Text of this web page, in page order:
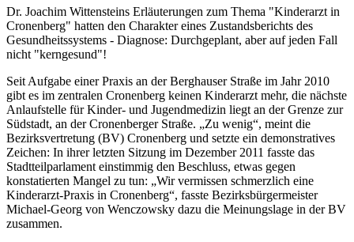
Dr. Joachim Wittensteins Erläuterungen zum Thema "Kinderarzt in
Cronenberg" hatten den Charakter eines Zustandsberichts des
Gesundheitssystems - Diagnose: Durchgeplant, aber auf jeden Fall
nicht "kerngesund"!
Seit Aufgabe einer Praxis an der Berghauser Straße im Jahr 2010
gibt es im zentralen Cronenberg keinen Kinderarzt mehr, die nächste
Anlaufstelle für Kinder- und Jugendmedizin liegt an der Grenze zur
Südstadt, an der Cronenberger Straße. „Zu wenig“, meint die
Bezirksvertretung (BV) Cronenberg und setzte ein demonstratives
Zeichen: In ihrer letzten Sitzung im Dezember 2011 fasste das
Stadtteilparlament einstimmig den Beschluss, etwas gegen
konstatierten Mangel zu tun: „Wir vermissen schmerzlich eine
Kinderarzt-Praxis in Cronenberg“, fasste Bezirksbürgermeister
Michael-Georg von Wenczowsky dazu die Meinungslage in der BV
zusammen.